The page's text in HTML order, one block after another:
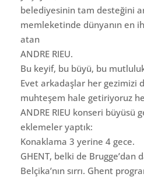
belediyesinin tam desteğini
memleketinde dünyanın en
atan
ANDRE RIEU.
Bu keyif, bu büyü, bu
Evet arkadaşlar her gezimizi
muhteşem hale getiriyoruz
ANDRE RIEU konseri büyüsü
eklemeler yaptık:
Konaklama 3 yerine 4 gece.
GHENT, belki de Brugge’dan
Belçika’nın sırrı. Ghent